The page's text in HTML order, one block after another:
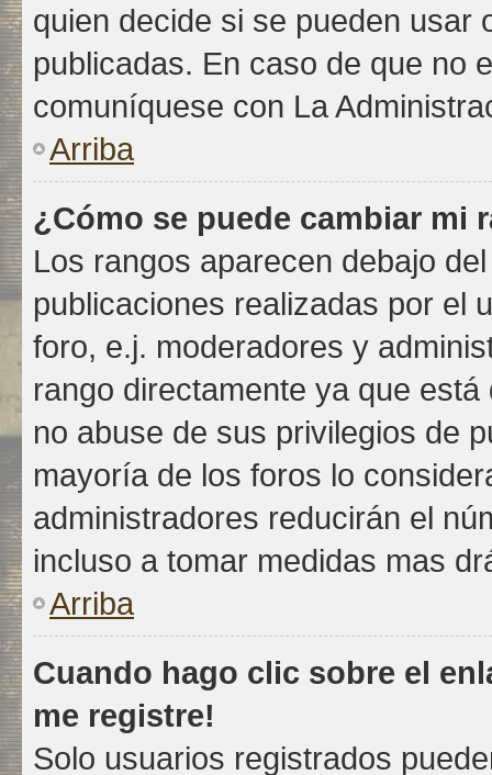
quien decide si se pueden usar
publicadas. En caso de que no
comuníquese con La
Arriba
¿Cómo se puede cambiar mi
Los rangos aparecen debajo
publicaciones realizadas por el
foro, e.j. moderadores y
rango directamente ya que
no abuse de sus privilegios de
mayoría de los foros lo
administradores reducirán el
incluso a tomar medidas mas
Arriba
Cuando hago clic sobre el
me registre!
Solo usuarios registrados